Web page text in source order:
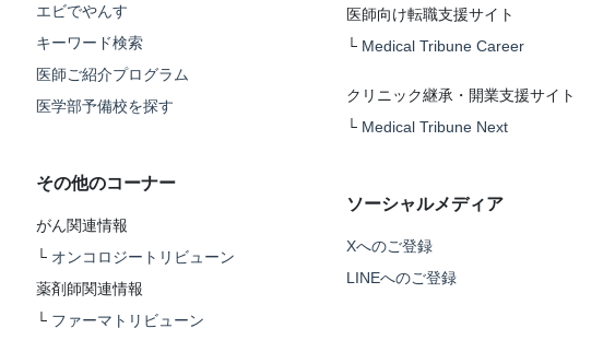
エビでやんす
キーワード検索
医師ご紹介プログラム
医学部予備校を探す
その他のコーナー
がん関連情報
└ オンコロジートリビューン
薬剤師関連情報
└ ファーマトリビューン
医師向け転職支援サイト
└ Medical Tribune Career
クリニック継承・開業支援サイト
└ Medical Tribune Next
ソーシャルメディア
Xへのご登録
LINEへのご登録